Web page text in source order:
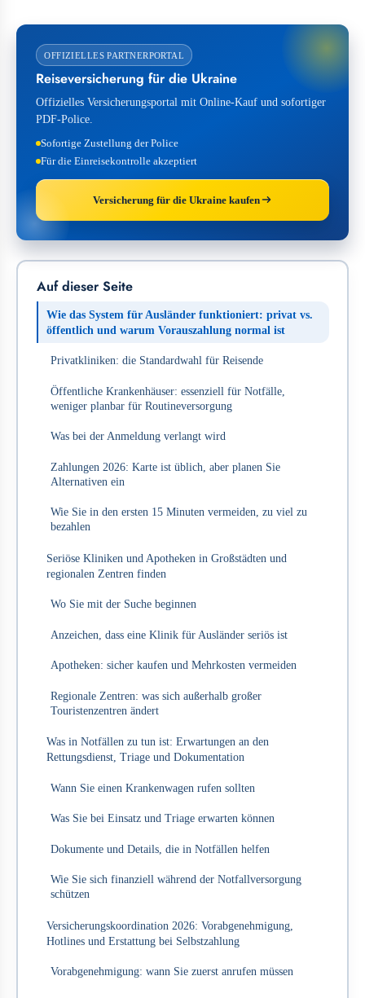
OFFIZIELLES PARTNERPORTAL
Reiseversicherung für die Ukraine
Offizielles Versicherungsportal mit Online-Kauf und sofortiger
PDF-Police.
Sofortige Zustellung der Police
Für die Einreisekontrolle akzeptiert
Versicherung für die Ukraine kaufen
Auf dieser Seite
Wie das System für Ausländer funktioniert: privat vs.
öffentlich und warum Vorauszahlung normal ist
Privatkliniken: die Standardwahl für Reisende
Öffentliche Krankenhäuser: essenziell für Notfälle,
weniger planbar für Routineversorgung
Was bei der Anmeldung verlangt wird
Zahlungen 2026: Karte ist üblich, aber planen Sie
Alternativen ein
Wie Sie in den ersten 15 Minuten vermeiden, zu viel zu
bezahlen
Seriöse Kliniken und Apotheken in Großstädten und
regionalen Zentren finden
Wo Sie mit der Suche beginnen
Anzeichen, dass eine Klinik für Ausländer seriös ist
Apotheken: sicher kaufen und Mehrkosten vermeiden
Regionale Zentren: was sich außerhalb großer
Touristenzentren ändert
Was in Notfällen zu tun ist: Erwartungen an den
Rettungsdienst, Triage und Dokumentation
Wann Sie einen Krankenwagen rufen sollten
Was Sie bei Einsatz und Triage erwarten können
Dokumente und Details, die in Notfällen helfen
Wie Sie sich finanziell während der Notfallversorgung
schützen
Versicherungskoordination 2026: Vorabgenehmigung,
Hotlines und Erstattung bei Selbstzahlung
Vorabgenehmigung: wann Sie zuerst anrufen müssen